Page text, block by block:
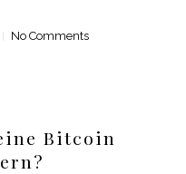
No Comments
Bitcoin